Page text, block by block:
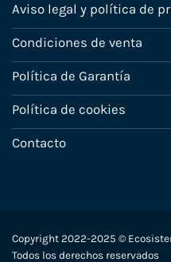
Aviso legal y política de
Condiciones de venta
Política de Garantía
Política de cookies
Contacto
Copyright 2022-2025 ©
Todos los derechos reservados